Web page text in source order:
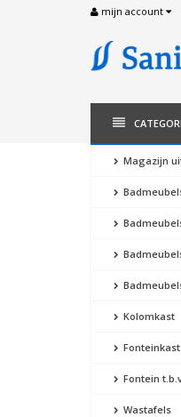
mijn account
Magazijn
Kolomkast
Fonteinkast
Fontein
Wastafels